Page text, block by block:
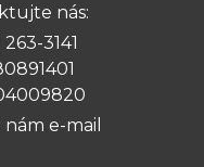
nás:
3141
e-mail